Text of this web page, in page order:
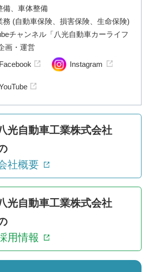
備、車体整備
務 (自動車保険、損害保険、生命保険)
チャンネル「八光自動車カーライフ
画・運営
Facebook Instagram
光自動車工業株式会社
社概要
光自動車工業株式会社
用情報